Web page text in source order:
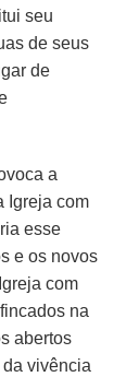
seu
de seus
de
a
Igreja com
esse
e os novos
com
na
abertos
vivência